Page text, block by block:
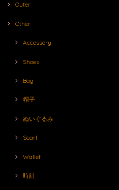
Outer
Other
Accessory
Shoes
Bag
帽子
ぬいぐるみ
Scarf
Wallet
時計